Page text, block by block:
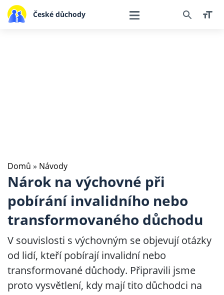
České důchody
Domů » Návody
Nárok na výchovné při
pobírání invalidního nebo
transformovaného důchodu
V souvislosti s výchovným se objevují otázky
od lidí, kteří pobírají invalidní nebo
transformované důchody. Připravili jsme
proto vysvětlení, kdy mají tito důchodci na